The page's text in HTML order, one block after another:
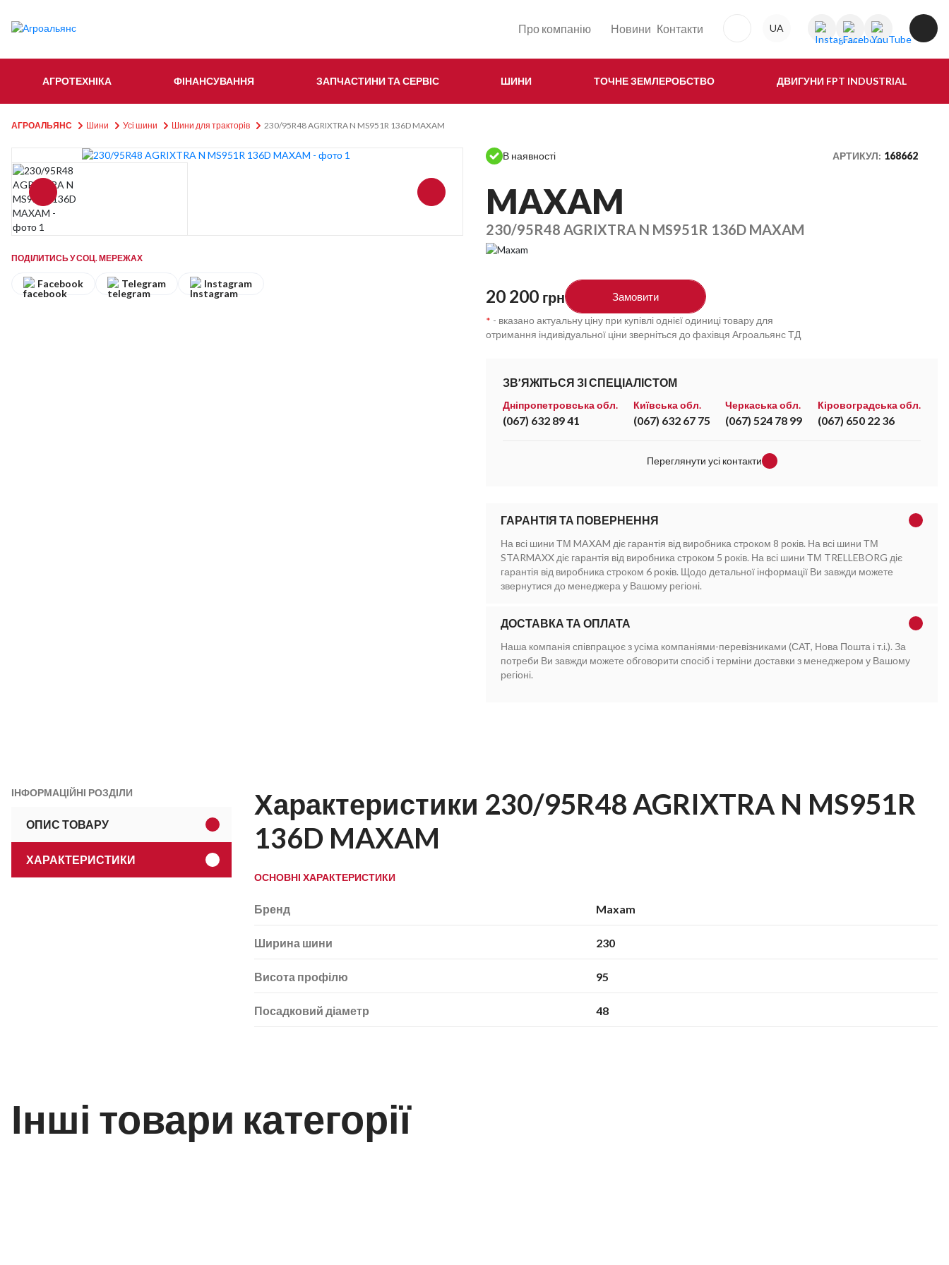
Про компанію Новини Контакти UA
АГРОТЕХНІКА ФІНАНСУВАННЯ ЗАПЧАСТИНИ ТА СЕРВІС ШИНИ ТОЧНЕ ЗЕМЛЕРОБСТВО ДВИГУНИ FPT INDUSTRIAL
АГРОАЛЬЯНС Шини Усі шини Шини для тракторів 230/95R48 AGRIXTRA N MS951R 136D MAXAM
ПОДІЛИТИСЬ У СОЦ. МЕРЕЖАХ
Facebook Telegram Instagram
В наявності АРТИКУЛ: 168662
MAXAM
230/95R48 AGRIXTRA N MS951R 136D MAXAM
20 200 грн Замовити
* - вказано актуальну ціну при купівлі однієї одиниці товару для
отримання індивідуальної ціни зверніться до фахівця Агроальянс ТД
ЗВ’ЯЖІТЬСЯ ЗІ СПЕЦІАЛІСТОМ
Дніпропетровська обл.
(067) 632 89 41
Київська обл.
(067) 632 67 75
Черкаська обл.
(067) 524 78 99
Кіровоградська обл.
(067) 650 22 36
Переглянути усі контакти
ГАРАНТІЯ ТА ПОВЕРНЕННЯ
На всі шини ТМ MAXAM діє гарантія від виробника строком 8 років. На всі шини ТМ
STARMAXX діє гарантія від виробника строком 5 років. На всі шини ТМ TRELLEBORG діє
гарантія від виробника строком 6 років. Щодо детальної інформації Ви завжди можете
звернутися до менеджера у Вашому регіоні.
ДОСТАВКА ТА ОПЛАТА
Наша компанія співпрацює з усіма компаніями-перевізниками (САТ, Нова Пошта і т.і.). За
потреби Ви завжди можете обговорити спосіб і терміни доставки з менеджером у Вашому
регіоні.
ІНФОРМАЦІЙНІ РОЗДІЛИ
ОПИС ТОВАРУ
ХАРАКТЕРИСТИКИ
Характеристики 230/95R48 AGRIXTRA N MS951R
136D MAXAM
ОСНОВНІ ХАРАКТЕРИСТИКИ
Бренд Maxam
Ширина шини 230
Висота профілю 95
Посадковий діаметр 48
Інші товари категорії